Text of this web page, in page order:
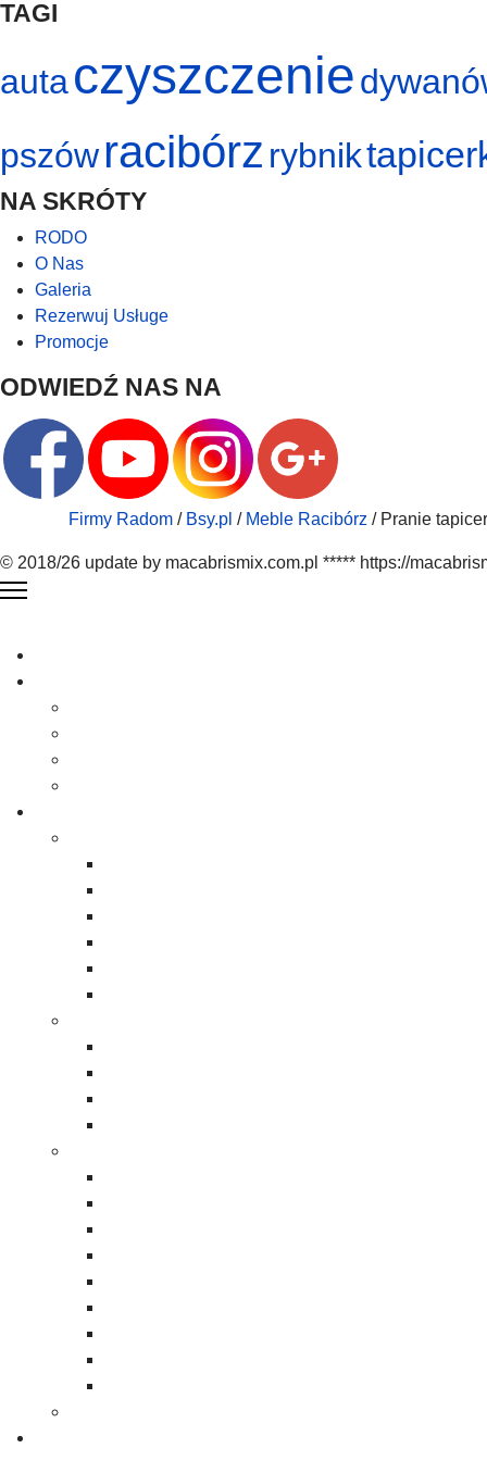
TAGI
autaczyszczenie
pszówracibórz rybnik
NA SKRÓTY
RODO
O Nas
Galeria
Rezerwuj Usługe
Promocje
ODWIEDŹ NAS NA
Firmy Radom/ Bsy.pl / Meble Racibórz / Pranie
© 2018/26 update by macabrismix.com.pl ***** https://